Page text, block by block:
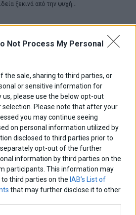
Not Process My Personal
the sale, sharing to third parties, or
or sensitive information for
please use the below opt-out
Please note that after your
you may continue seeing
on personal information utilized by
disclosed to third parties prior to
opt-out of the further
information by third parties on the
participants. This information may
to third parties on the IAB’s List of
that may further disclose it to other
ξεκινά από την ψυχή…
ζώων δεν αντέχει βολικές ερμηνείες
στην καταγγελία: Η Ελλάδα πάντα
Μεσσία
driven επιχειρήσεις διαμορφώνουν το νέο
πρώτο ευρωπαϊκό ντέρμπι «αιωνίων»